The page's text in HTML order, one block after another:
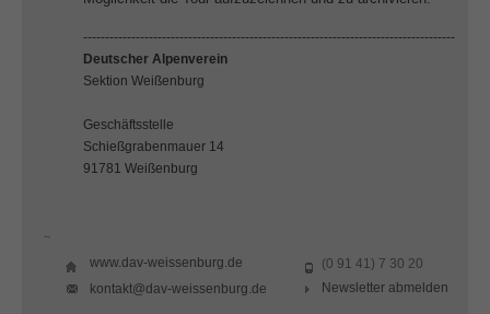
-------------------------------------------------------------------------------------
Deutscher Alpenverein
Sektion Weißenburg
Geschäftsstelle
Schießgrabenmauer 14
91781 Weißenburg
www.dav-weissenburg.de
kontakt@dav-weissenburg.de
(0 91 41) 7 30 20
Newsletter abmelden